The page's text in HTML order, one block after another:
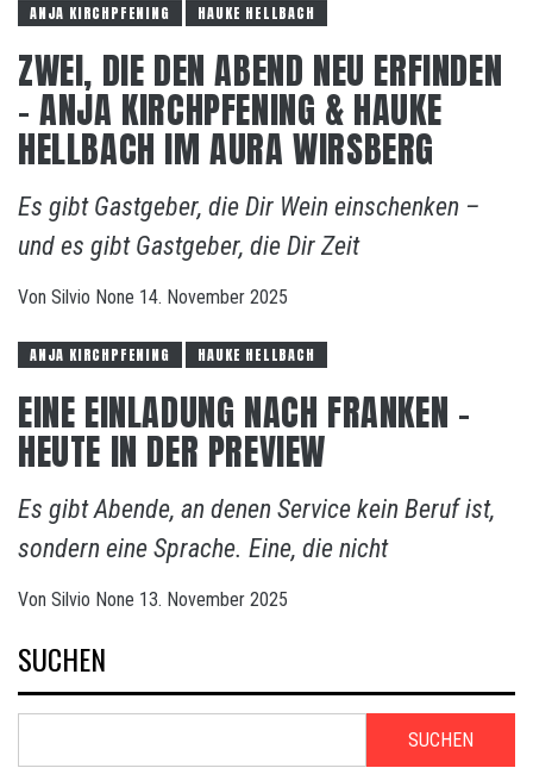
ANJA KIRCHPFENING HAUKE HELLBACH
ZWEI, DIE DEN ABEND NEU ERFINDEN
– ANJA KIRCHPFENING & HAUKE
HELLBACH IM AURA WIRSBERG
Es gibt Gastgeber, die Dir Wein einschenken –
und es gibt Gastgeber, die Dir Zeit
Von Silvio None 14. November 2025
ANJA KIRCHPFENING HAUKE HELLBACH
EINE EINLADUNG NACH FRANKEN –
HEUTE IN DER PREVIEW
Es gibt Abende, an denen Service kein Beruf ist,
sondern eine Sprache. Eine, die nicht
Von Silvio None 13. November 2025
SUCHEN
SUCHEN